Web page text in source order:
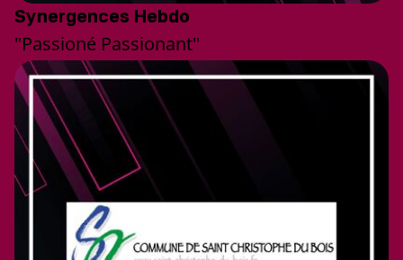
Synergences Hebdo
"Passioné Passionant"